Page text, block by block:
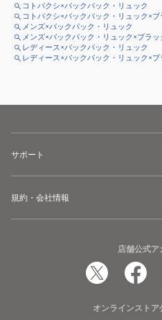
コトパクシ×バックパック・リュック
コトパクシ×バックパック・リュック×ブ
メンズ×バックパック・リュック
メンズ×バックパック・リュック×ブラッ
レディース×バックパック・リュック
レディース×バックパック・リュック×ブ
サポート
規約・会社情報
店舗公式ア
オンラインストア